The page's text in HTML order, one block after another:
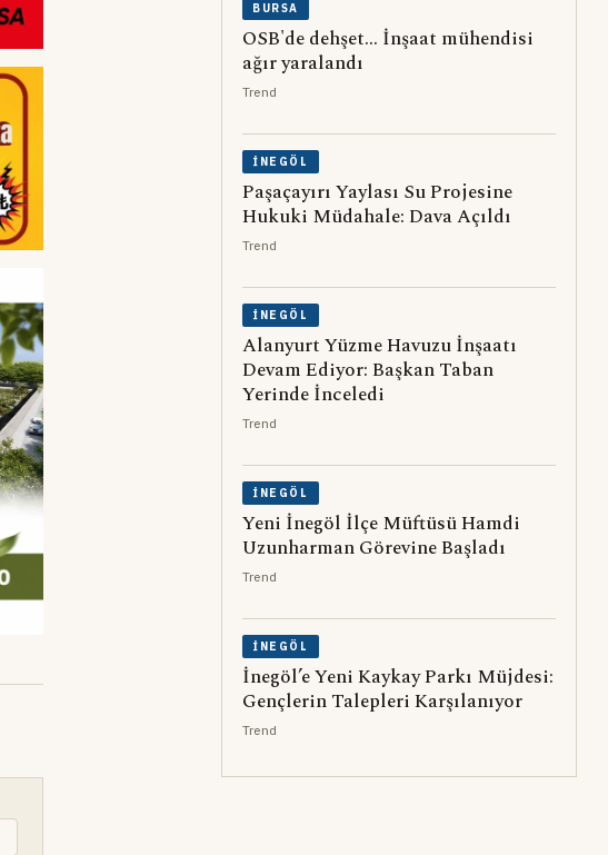
BURSA
OSB'de dehşet... İnşaat mühendisi
ağır yaralandı
Trend
İNEGÖL
Paşaçayırı Yaylası Su Projesine
Hukuki Müdahale: Dava Açıldı
Trend
İNEGÖL
Alanyurt Yüzme Havuzu İnşaatı
Devam Ediyor: Başkan Taban
Yerinde İnceledi
Trend
İNEGÖL
Yeni İnegöl İlçe Müftüsü Hamdi
Uzunharman Görevine Başladı
Trend
İNEGÖL
İnegöl’e Yeni Kaykay Parkı Müjdesi:
Gençlerin Talepleri Karşılanıyor
Trend